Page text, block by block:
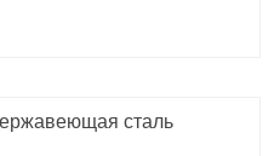
сталь